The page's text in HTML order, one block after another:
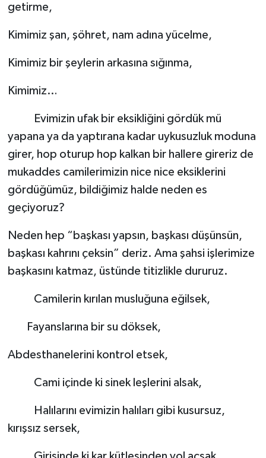
getirme,
Kimimiz şan, şöhret, nam adına yücelme,
Kimimiz bir şeylerin arkasına sığınma,
Kimimiz…
Evimizin ufak bir eksikliğini gördük mü
yapana ya da yaptırana kadar uykusuzluk moduna
girer, hop oturup hop kalkan bir hallere gireriz de
mukaddes camilerimizin nice nice eksiklerini
gördüğümüz, bildiğimiz halde neden es
geçiyoruz?
Neden hep “başkası yapsın, başkası düşünsün,
başkası kahrını çeksin” deriz. Ama şahsi işlerimize
başkasını katmaz, üstünde titizlikle dururuz.
Camilerin kırılan musluğuna eğilsek,
Fayanslarına bir su döksek,
Abdesthanelerini kontrol etsek,
Cami içinde ki sinek leşlerini alsak,
Halılarını evimizin halıları gibi kusursuz,
kırışsız sersek,